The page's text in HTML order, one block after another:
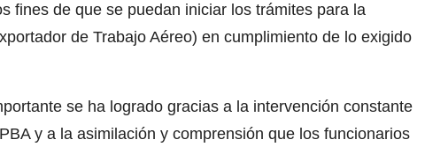
fines de que se puedan iniciar los trámites para la
de Trabajo Aéreo) en cumplimiento de lo exigido
se ha logrado gracias a la intervención constante
y a la asimilación y comprensión que los funcionarios